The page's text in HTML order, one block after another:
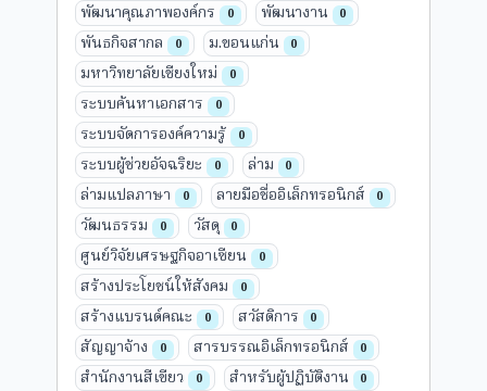
พัฒนาคุณภาพองค์กร 0 พัฒนางาน 0
พันธกิจสากล 0 ม.ขอนแก่น 0
มหาวิทยาลัยเชียงใหม่ 0
ระบบค้นหาเอกสาร 0
ระบบจัดการองค์ความรู้ 0
ระบบผู้ช่วยอัจฉริยะ 0 ล่าม 0
ล่ามแปลภาษา 0 ลายมือชื่ออิเล็กทรอนิกส์ 0
วัฒนธรรม 0 วัสดุ 0
ศูนย์วิจัยเศรษฐกิจอาเซียน 0
สร้างประโยชน์ให้สังคม 0
สร้างแบรนด์คณะ 0 สวัสดิการ 0
สัญญาจ้าง 0 สารบรรณอิเล็กทรอนิกส์ 0
สำนักงานสีเขียว 0 สำหรับผู้ปฏิบัติงาน 0